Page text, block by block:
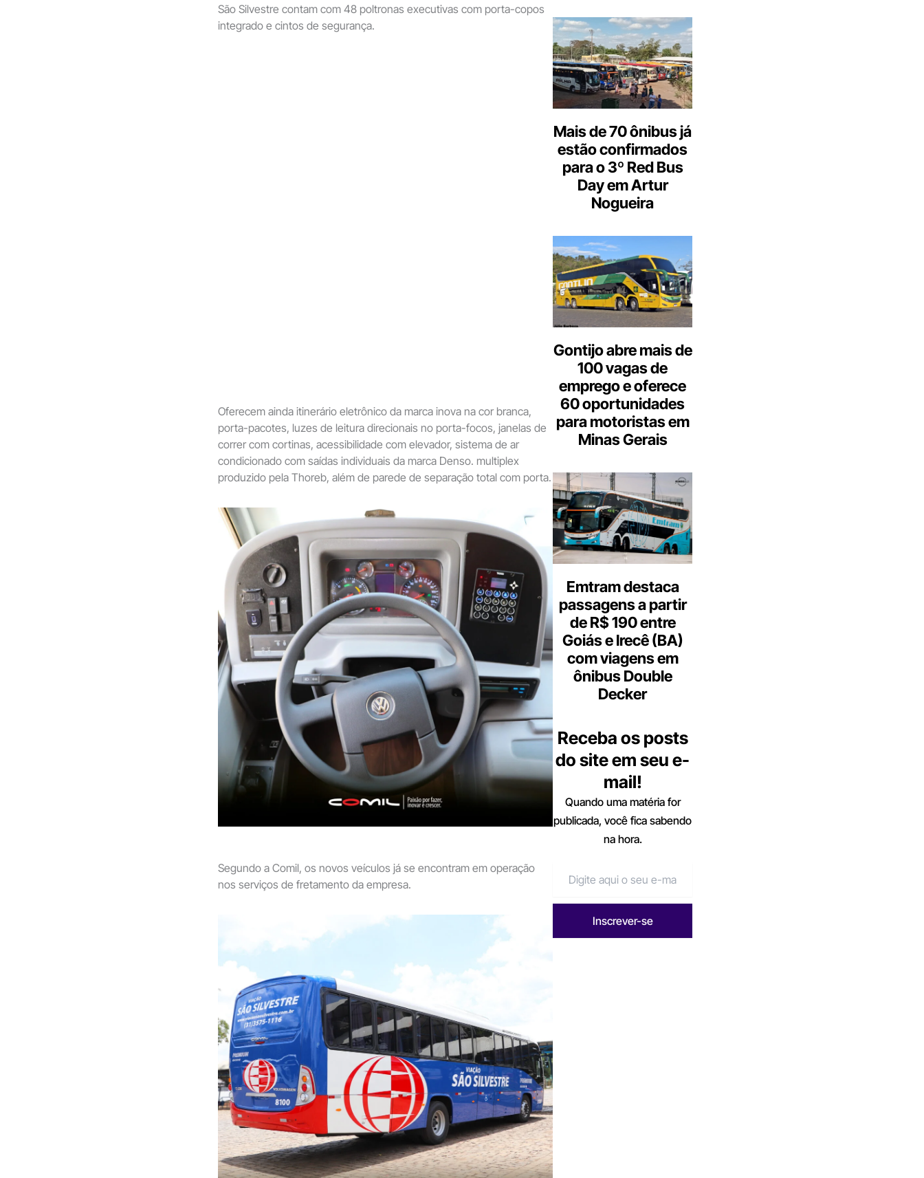
São Silvestre contam com 48 poltronas executivas com porta-copos
integrado e cintos de segurança.
Oferecem ainda itinerário eletrônico da marca inova na cor branca,
porta-pacotes, luzes de leitura direcionais no porta-focos, janelas de
correr com cortinas, acessibilidade com elevador, sistema de ar
condicionado com saídas individuais da marca Denso. multiplex
produzido pela Thoreb, além de parede de separação total com porta.
Segundo a Comil, os novos veículos já se encontram em operação
nos serviços de fretamento da empresa.
Mais de 70 ônibus já
estão confirmados
para o 3º Red Bus
Day em Artur
Nogueira
Gontijo abre mais de
100 vagas de
emprego e oferece
60 oportunidades
para motoristas em
Minas Gerais
Emtram destaca
passagens a partir
de R$ 190 entre
Goiás e Irecê (BA)
com viagens em
ônibus Double
Decker
Receba os posts
do site em seu e-
mail!
Quando uma matéria for
publicada, você fica sabendo
na hora.
Inscrever-se